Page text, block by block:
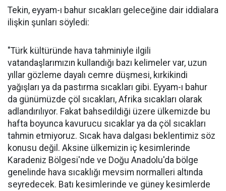
Tekin, eyyam-ı bahur sıcakları geleceğine dair iddialara
ilişkin şunları söyledi:
"Türk kültüründe hava tahminiyle ilgili
vatandaşlarımızın kullandığı bazı kelimeler var, uzun
yıllar gözleme dayalı cemre düşmesi, kırkikindi
yağışları ya da pastırma sıcakları gibi. Eyyam-ı bahur
da günümüzde çöl sıcakları, Afrika sıcakları olarak
adlandırılıyor. Fakat bahsedildiği üzere ülkemizde bu
hafta boyunca kavurucu sıcaklar ya da çöl sıcakları
tahmin etmiyoruz. Sıcak hava dalgası beklentimiz söz
konusu değil. Aksine ülkemizin iç kesimlerinde
Karadeniz Bölgesi'nde ve Doğu Anadolu'da bölge
genelinde hava sıcaklığı mevsim normalleri altında
seyredecek. Batı kesimlerinde ve güney kesimlerde